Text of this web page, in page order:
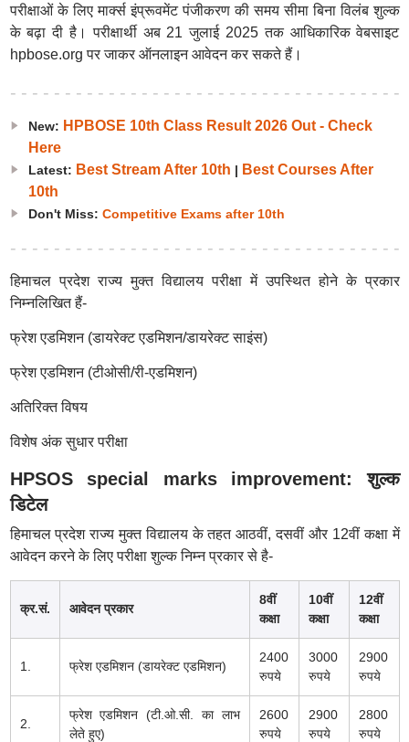
परीक्षाओं के लिए मार्क्स इंप्रूवमेंट पंजीकरण की समय सीमा बिना विलंब शुल्क
के बढ़ा दी है। परीक्षार्थी अब 21 जुलाई 2025 तक आधिकारिक वेबसाइट
hpbose.org पर जाकर ऑनलाइन आवेदन कर सकते हैं।
New: HPBOSE 10th Class Result 2026 Out - Check
Here
Latest: Best Stream After 10th | Best Courses After
10th
Don't Miss: Competitive Exams after 10th
हिमाचल प्रदेश राज्य मुक्त विद्यालय परीक्षा में उपस्थित होने के प्रकार
निम्नलिखित हैं-
फ्रेश एडमिशन (डायरेक्ट एडमिशन/डायरेक्ट साइंस)
फ्रेश एडमिशन (टीओसी/री-एडमिशन)
अतिरिक्त विषय
विशेष अंक सुधार परीक्षा
HPSOS special marks improvement: शुल्क
डिटेल
हिमाचल प्रदेश राज्य मुक्त विद्यालय के तहत आठवीं, दसवीं और 12वीं कक्षा में
आवेदन करने के लिए परीक्षा शुल्क निम्न प्रकार से है-
क्र.सं. आवेदन प्रकार
8वीं
कक्षा
10वीं
कक्षा
12वीं
कक्षा
1. फ्रेश एडमिशन (डायरेक्ट एडमिशन)
2400
रुपये
3000
रुपये
2900
रुपये
2.
फ्रेश एडमिशन (टी.ओ.सी. का लाभ
लेते हुए)
2600
रुपये
2900
रुपये
2800
रुपये